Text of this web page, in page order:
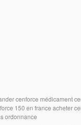
cenforce médicament
150 en france acheter
ordonnance